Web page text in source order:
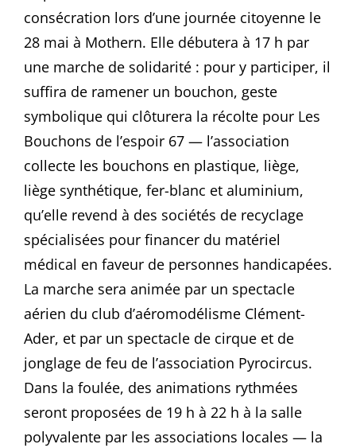
consécration lors d’une journée citoyenne le
28 mai à Mothern. Elle débutera à 17 h par
une marche de solidarité : pour y participer, il
suffira de ramener un bouchon, geste
symbolique qui clôturera la récolte pour Les
Bouchons de l’espoir 67 — l’association
collecte les bouchons en plastique, liège,
liège synthétique, fer-blanc et aluminium,
qu’elle revend à des sociétés de recyclage
spécialisées pour financer du matériel
médical en faveur de personnes handicapées.
La marche sera animée par un spectacle
aérien du club d’aéromodélisme Clément-
Ader, et par un spectacle de cirque et de
jonglage de feu de l’association Pyrocircus.
Dans la foulée, des animations rythmées
seront proposées de 19 h à 22 h à la salle
polyvalente par les associations locales — la